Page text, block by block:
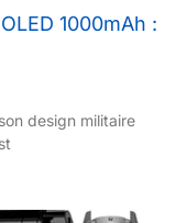
1000mAh :
design militaire